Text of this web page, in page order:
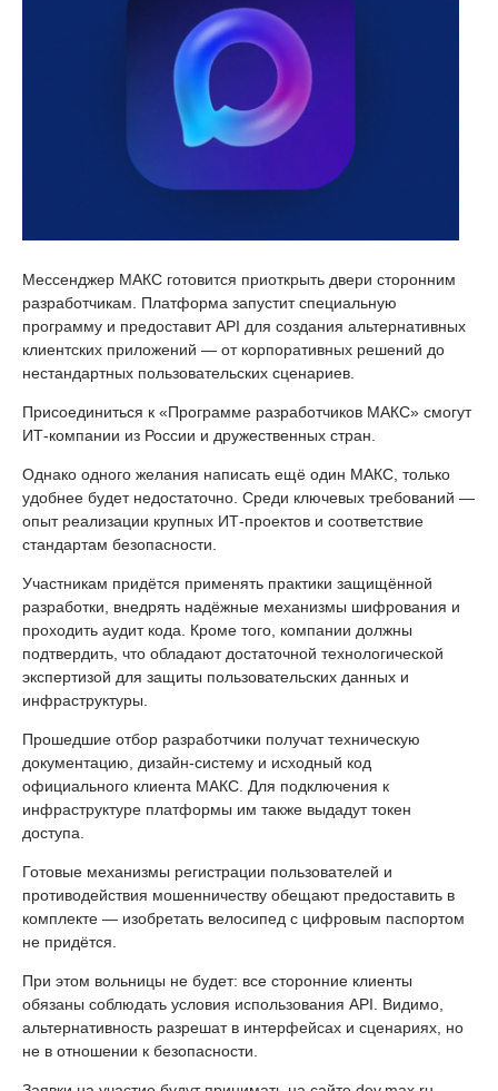
Мессенджер МАКС готовится приоткрыть двери сторонним
разработчикам. Платформа запустит специальную
программу и предоставит API для создания альтернативных
клиентских приложений — от корпоративных решений до
нестандартных пользовательских сценариев.
Присоединиться к «Программе разработчиков МАКС» смогут
ИТ-компании из России и дружественных стран.
Однако одного желания написать ещё один МАКС, только
удобнее будет недостаточно. Среди ключевых требований —
опыт реализации крупных ИТ-проектов и соответствие
стандартам безопасности.
Участникам придётся применять практики защищённой
разработки, внедрять надёжные механизмы шифрования и
проходить аудит кода. Кроме того, компании должны
подтвердить, что обладают достаточной технологической
экспертизой для защиты пользовательских данных и
инфраструктуры.
Прошедшие отбор разработчики получат техническую
документацию, дизайн-систему и исходный код
официального клиента МАКС. Для подключения к
инфраструктуре платформы им также выдадут токен
доступа.
Готовые механизмы регистрации пользователей и
противодействия мошенничеству обещают предоставить в
комплекте — изобретать велосипед с цифровым паспортом
не придётся.
При этом вольницы не будет: все сторонние клиенты
обязаны соблюдать условия использования API. Видимо,
альтернативность разрешат в интерфейсах и сценариях, но
не в отношении к безопасности.